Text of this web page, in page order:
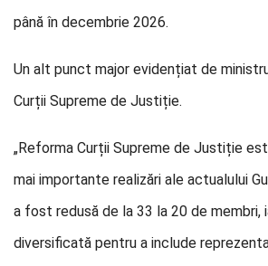
până în decembrie 2026.
Un alt punct major evidențiat de
Curții Supreme de Justiție.
„Reforma Curții Supreme de Justiție
mai importante realizări ale actualului
a fost redusă de la 33 la 20 de
diversificată pentru a include